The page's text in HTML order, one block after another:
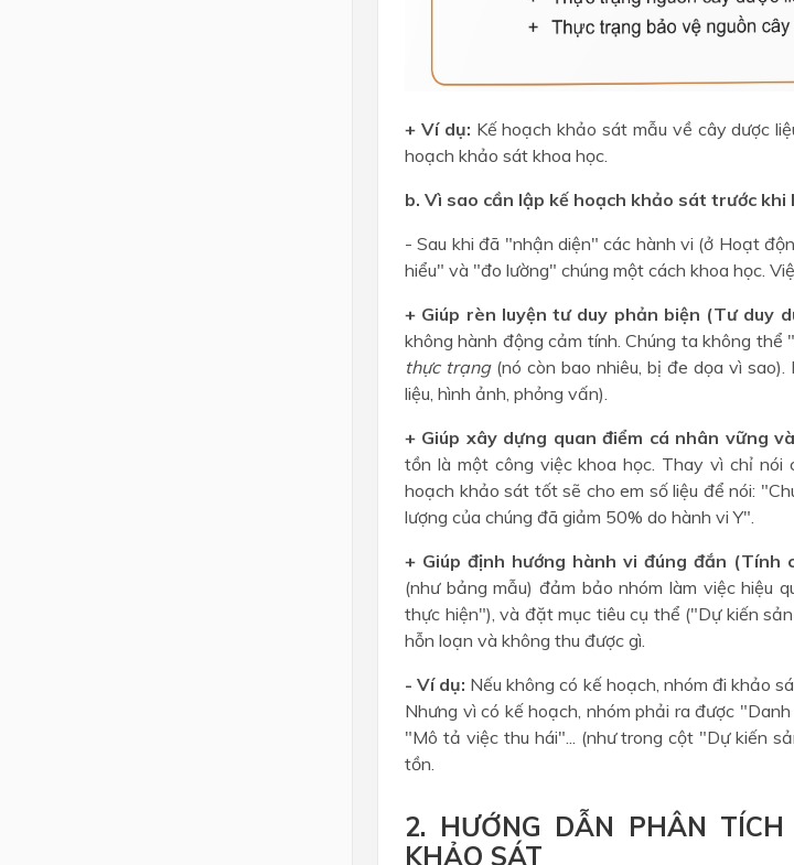
+ Ví dụ: Kế hoạch khảo sát mẫu về cây dược
hoạch khảo sát khoa học.
b. Vì sao cần lập kế hoạch khảo sát trước khi
- Sau khi đã "nhận diện" các hành vi (ở Hoạt
hiểu" và "đo lường" chúng một cách khoa học.
+ Giúp rèn luyện tư duy phản biện (Tư duy
không hành động cảm tính. Chúng ta không
thực trạng(nó còn bao nhiêu, bị đe dọa vì
liệu, hình ảnh, phỏng vấn).
+ Giúp xây dựng quan điểm cá nhân vững
tồn là một công việc khoa học. Thay vì chỉ
hoạch khảo sát tốt sẽ cho em số liệu để nói:
lượng của chúng đã giảm 50% do hành vi Y".
+ Giúp định hướng hành vi đúng đắn (Tính
(như bảng mẫu) đảm bảo nhóm làm việc hiệu
thực hiện"), và đặt mục tiêu cụ thể ("Dự kiến
hỗn loạn và không thu được gì.
- Ví dụ: Nếu không có kế hoạch, nhóm đi khảo
Nhưng vì có kế hoạch, nhóm phải ra được
"Mô tả việc thu hái"... (như trong cột "Dự kiến
tồn.
2. HƯỚNG DẪN PHÂN
KHẢO SÁT